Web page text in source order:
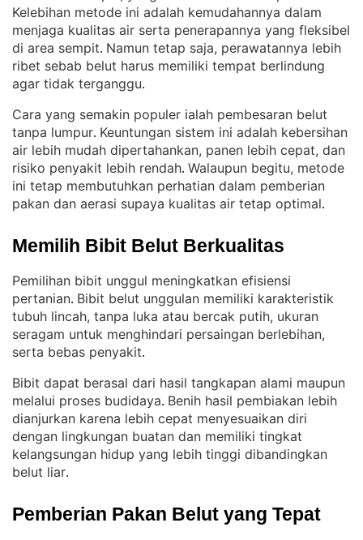
Kelebihan metode ini adalah kemudahannya dalam
menjaga kualitas air serta penerapannya yang fleksibel
di area sempit. Namun tetap saja, perawatannya lebih
ribet sebab belut harus memiliki tempat berlindung
agar tidak terganggu.
Cara yang semakin populer ialah pembesaran belut
tanpa lumpur. Keuntungan sistem ini adalah kebersihan
air lebih mudah dipertahankan, panen lebih cepat, dan
risiko penyakit lebih rendah. Walaupun begitu, metode
ini tetap membutuhkan perhatian dalam pemberian
pakan dan aerasi supaya kualitas air tetap optimal.
Memilih Bibit Belut Berkualitas
Pemilihan bibit unggul meningkatkan efisiensi
pertanian. Bibit belut unggulan memiliki karakteristik
tubuh lincah, tanpa luka atau bercak putih, ukuran
seragam untuk menghindari persaingan berlebihan,
serta bebas penyakit.
Bibit dapat berasal dari hasil tangkapan alami maupun
melalui proses budidaya. Benih hasil pembiakan lebih
dianjurkan karena lebih cepat menyesuaikan diri
dengan lingkungan buatan dan memiliki tingkat
kelangsungan hidup yang lebih tinggi dibandingkan
belut liar.
Pemberian Pakan Belut yang Tepat